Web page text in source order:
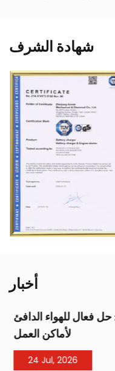
شهادة الشرف
أخبار
حل فعال للهواء الدافئ
لأماكن العمل
24 Jul, 2026